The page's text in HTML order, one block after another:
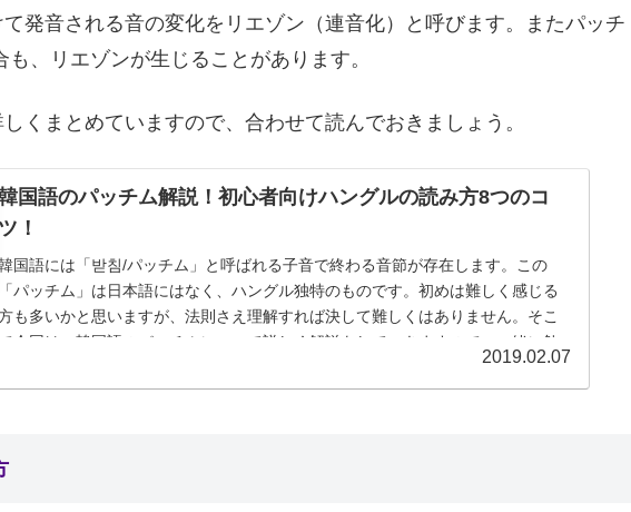
発音される音の変化をリエゾン（連音化）と呼びます。またパッチ
、リエゾンが生じることがあります。
くまとめていますので、合わせて読んでおきましょう。
国語のパッチム解説！初心者向けハングルの読み方8つのコ
ツ！
国語には「받침/パッチム」と呼ばれる子音で終わる音節が存在します。この
「パッチム」は日本語にはなく、ハングル独特のものです。初めは難しく感じる
も多いかと思いますが、法則さえ理解すれば決して難しくはありません。そこ
で今回は、韓国語のパッチムについて詳しく解説をしていきますので、一緒に勉
2019.02.07